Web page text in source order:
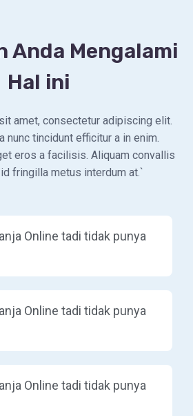
Anda Mengalami
Hal ini
amet, consectetur adipiscing elit.
nunc tincidunt efficitur a in enim.
eros a facilisis. Aliquam convallis
fringilla metus interdum at.`
Online tadi tidak punya
Online tadi tidak punya
Online tadi tidak punya